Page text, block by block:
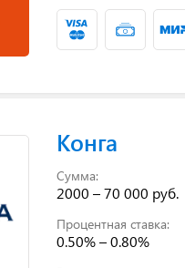
Конга
Сумма:
2000 – 70 000 руб.
Процентная ставка:
0.50% – 0.80%